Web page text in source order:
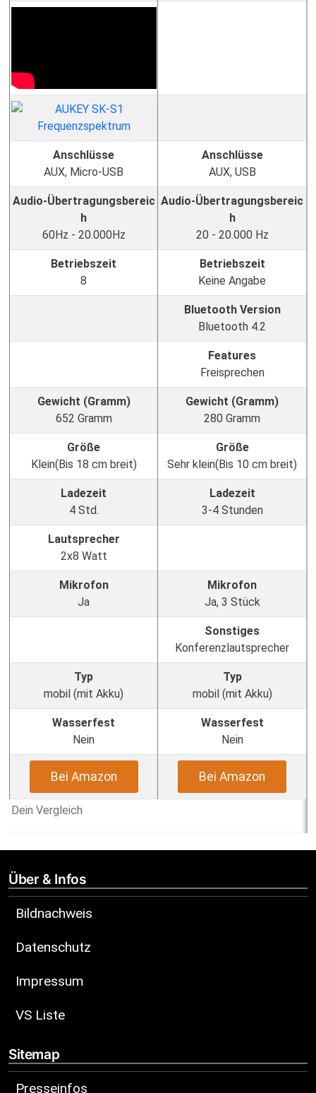
Dein Vergleich
Anschlüsse
AUX, Micro-USB
Anschlüsse
AUX, USB
Audio-Übertragungsbereic
h
60Hz - 20.000Hz
Audio-Übertragungsbereic
h
20 - 20.000 Hz
Betriebszeit
8
Betriebszeit
Keine Angabe
Bluetooth Version
Bluetooth 4.2
Features
Freisprechen
Gewicht (Gramm)
652 Gramm
Gewicht (Gramm)
280 Gramm
Größe
Klein(Bis 18 cm breit)
Größe
Sehr klein(Bis 10 cm breit)
Ladezeit
4 Std.
Ladezeit
3-4 Stunden
Lautsprecher
2x8 Watt
Mikrofon
Ja
Mikrofon
Ja, 3 Stück
Sonstiges
Konferenzlautsprecher
Typ
mobil (mit Akku)
Typ
mobil (mit Akku)
Wasserfest
Nein
Wasserfest
Nein
Bei Amazon Bei Amazon
Über & Infos
Bildnachweis
Datenschutz
Impressum
VS Liste
Sitemap
Presseinfos